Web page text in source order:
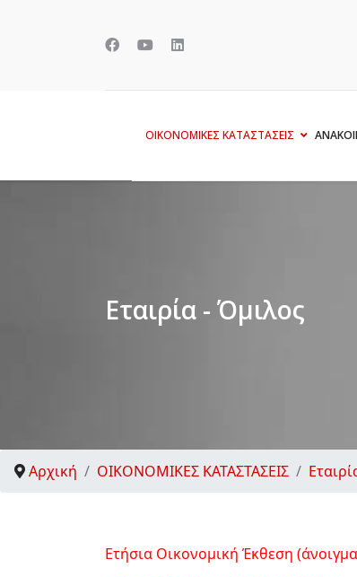
ΟΙΚΟΝΟΜΙΚΕΣ ΚΑΤΑΣΤΑΣΕΙΣ
Εταιρία - Όμιλος
Αρχική ΟΙΚΟΝΟΜΙΚΕΣ ΚΑΤΑΣΤΑΣΕΙΣ
Ετήσια Οικονομική Έκθεση